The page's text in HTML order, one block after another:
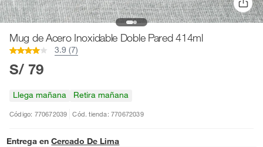
Mug de Acero Inoxidable Doble Pared 414ml
3.9 (7)
S/ 79
Llega mañana Retira mañana
Código: 770672039 Cód. tienda: 770672039
Entrega en Cercado De Lima